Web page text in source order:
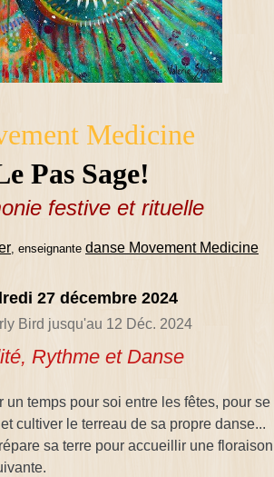
Medicine
Pas Sage!
festive et rituelle
, enseignante danse Movement Medicine
27 décembre 2024
Bird jusqu'au 12 Déc. 2024
Rythme et Danse
un temps pour soi entre les fêtes, pour se
cultiver le terreau de sa propre danse...
sa terre pour accueillir une floraison